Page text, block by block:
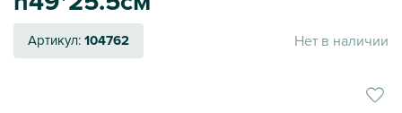
Артикул:104762 Нет в наличии